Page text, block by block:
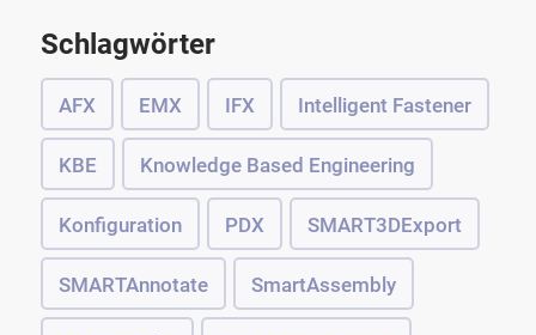
Schlagwörter
AFX EMX IFX Intelligent Fastener
KBE Knowledge Based Engineering
Konfiguration PDX SMART3DExport
SMARTAnnotate SmartAssembly